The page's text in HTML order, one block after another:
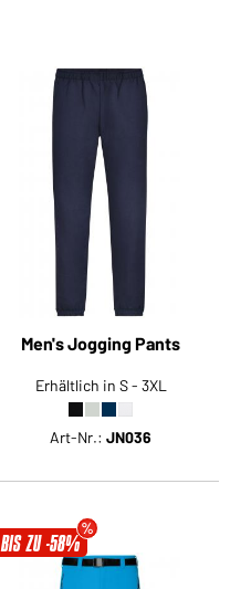
Men's Jogging Pants
Erhältlich in S - 3XL
Art-Nr.: JN036
BIS ZU -58%